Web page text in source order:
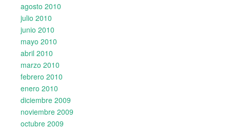
agosto 2010
julio 2010
junio 2010
mayo 2010
abril 2010
marzo 2010
febrero 2010
enero 2010
diciembre 2009
noviembre 2009
octubre 2009